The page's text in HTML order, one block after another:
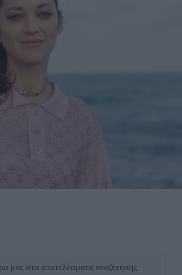
μας στα αποτελέσματα αναζήτησης